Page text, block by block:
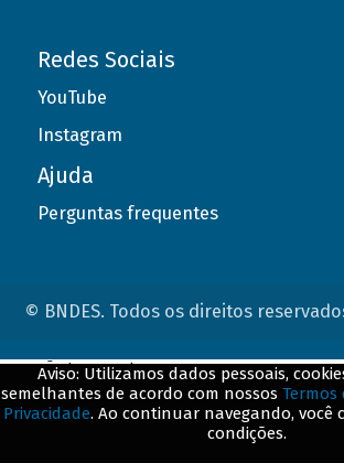
Redes Sociais
YouTube
Instagram
Ajuda
Perguntas frequentes
© BNDES. Todos os direitos
Aviso: Utilizamos dados pessoais,
semelhantes de acordo com nossos Termos
Privacidade. Ao continuar navegando, você
condições.
ConteÃºdo complementar
${title}${badge}